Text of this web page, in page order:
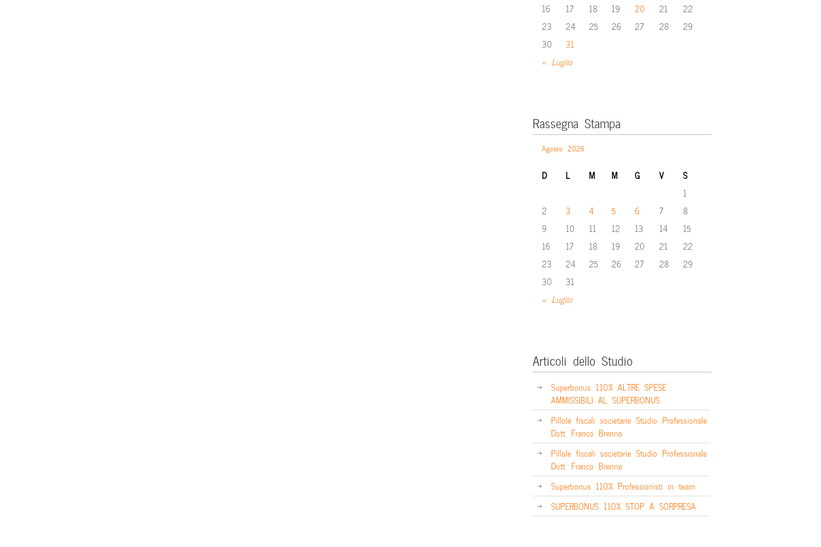
« Luglio
16
17 18 19 20 21
22
23
24 25 26 27 28
29
30
31
Rassegna Stampa
Agosto 2026
D L M M G V S
« Luglio
1
2
3 4 5 6 7
8
9
10 11 12 13 14
15
16
17 18 19 20 21
22
23
24 25 26 27 28
29
30
31
Articoli dello Studio
Superbonus 110% ALTRE SPESE
AMMISSIBILI AL SUPERBONUS
Pillole fiscali societarie Studio Professionale
Dott. Franco Brenna
Pillole fiscali societarie Studio Professionale
Dott. Franco Brenna
Superbonus 110% Professionisti in team
SUPERBONUS 110% STOP A SORPRESA